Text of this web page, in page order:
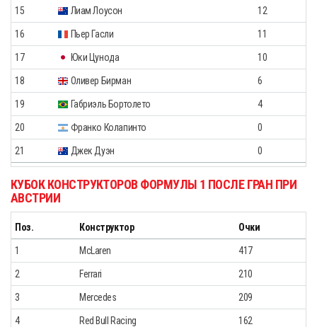
15 Лиам Лоусон 12
16 Пьер Гасли 11
17 Юки Цунода 10
18 Оливер Бирман 6
19 Габриэль Бортолето 4
20 Франко Колапинто 0
21 Джек Дуэн 0
КУБОК КОНСТРУКТОРОВ ФОРМУЛЫ 1 ПОСЛЕ ГРАН ПРИ
АВСТРИИ
Поз. Конструктор Очки
1 McLaren 417
2 Ferrari 210
3 Mercedes 209
4 Red Bull Racing 162